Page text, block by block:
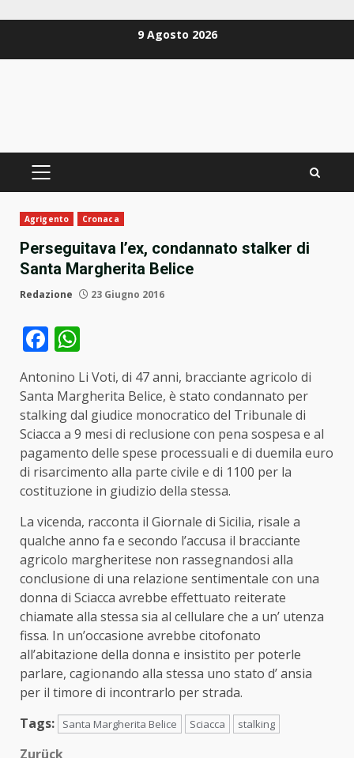
9 Agosto 2026
PRIMÄRES
Agrigento Cronaca
Perseguitava l’ex, condannato stalker di
Santa Margherita Belice
Redazione 23 Giugno 2016
Facebook
Antonino Li Voti, di 47 anni, bracciante agricolo di
Santa Margherita Belice, è stato condannato per
stalking dal giudice monocratico del Tribunale di
Sciacca a 9 mesi di reclusione con pena sospesa e al
pagamento delle spese processuali e di duemila euro
di risarcimento alla parte civile e di 1100 per la
costituzione in giudizio della stessa.
La vicenda, racconta il Giornale di Sicilia, risale a
qualche anno fa e secondo l’accusa il bracciante
agricolo margheritese non rassegnandosi alla
conclusione di una relazione sentimentale con una
donna di Sciacca avrebbe effettuato reiterate
chiamate alla stessa sia al cellulare che a un’ utenza
fissa. In un’occasione avrebbe citofonato
all’abitazione della donna e insistito per poterle
parlare, cagionando alla stessa uno stato d’ ansia
per il timore di incontrarlo per strada.
Tags:
Santa Margherita Belice Sciacca stalking
Zurück